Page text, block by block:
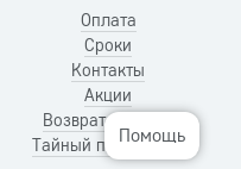
Помощь
Оплата
Сроки
Контакты
Акции
Возврат и обмен
Тайный покупатель